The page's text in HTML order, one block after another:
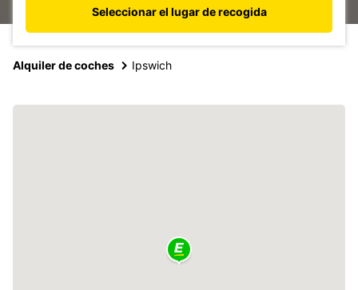
Seleccionar el lugar de recogida
Alquiler de coches Ipswich